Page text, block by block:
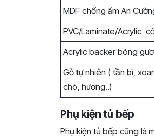
MDF chống ẩm An
PVC/Laminate/Acrylic
Acrylic backer bóng
Gỗ tự nhiên ( tần bì,
chó, hương..)
Phụ kiện tủ bếp
Phụ kiện tủ bếp cũng là